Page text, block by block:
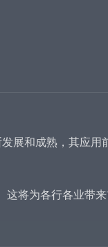
展和成熟，其应用
将为各行各业带来